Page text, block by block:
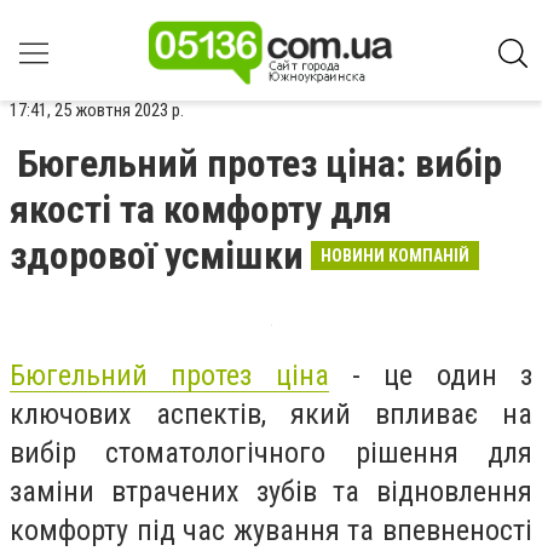
17:41, 25 жовтня 2023 р.
Бюгельний протез ціна: вибір
якості та комфорту для
здорової усмішки
НОВИНИ КОМПАНІЙ
Бюгельний протез ціна - це один з
ключових аспектів, який впливає на
вибір стоматологічного рішення для
заміни втрачених зубів та відновлення
комфорту під час жування та впевненості